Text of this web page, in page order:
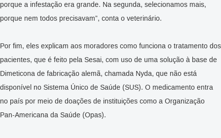
porque a infestação era grande. Na segunda, selecionamos mais,
porque nem todos precisavam”, conta o veterinário.
Por fim, eles explicam aos moradores como funciona o tratamento dos
pacientes, que é feito pela Sesai, com uso de uma solução à base de
Dimeticona de fabricação alemã, chamada Nyda, que não está
disponível no Sistema Único de Saúde (SUS). O medicamento entra
no país por meio de doações de instituições como a Organização
Pan-Americana da Saúde (Opas).